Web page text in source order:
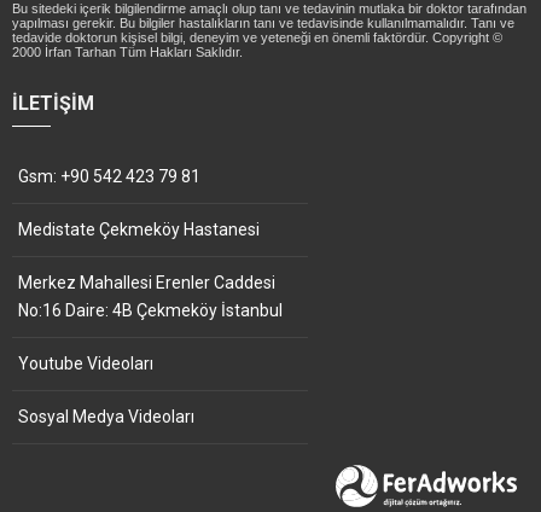
Bu sitedeki içerik bilgilendirme amaçlı olup tanı ve tedavinin mutlaka bir doktor tarafından
yapılması gerekir. Bu bilgiler hastalıkların tanı ve tedavisinde kullanılmamalıdır. Tanı ve
tedavide doktorun kişisel bilgi, deneyim ve yeteneği en önemli faktördür. Copyright ©
2000 İrfan Tarhan Tüm Hakları Saklıdır.
İLETIŞIM
Gsm: +90 542 423 79 81
Medistate Çekmeköy Hastanesi
Merkez Mahallesi Erenler Caddesi
No:16 Daire: 4B Çekmeköy İstanbul
Youtube Videoları
Sosyal Medya Videoları